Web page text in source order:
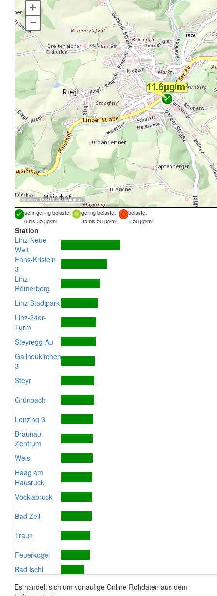
Quellen: DORIS,basemap.at
+
–
sehr gering belastet gering belastet
belastet
0 bis 35 µg/m³
35 bis 50 µg/m³ > 50 µg/m³
Station
Linz-Neue
Welt
Enns-Kristein
3
Linz-
Römerberg
Linz-Stadtpark
Linz-24er-
Turm
Steyregg-Au
Gallneukirchen
3
Steyr
Grünbach
Lenzing 3
Braunau
Zentrum
Wels
Haag am
Hausruck
Vöcklabruck
Bad Zell
Traun
Feuerkogel
Bad Ischl
Es handelt sich um vorläufige Online-Rohdaten aus dem